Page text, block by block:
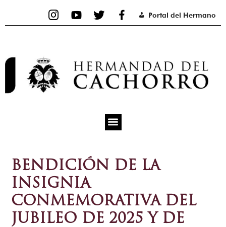
Portal del Hermano
BENDICIÓN DE LA
INSIGNIA
CONMEMORATIVA DEL
JUBILEO DE 2025 Y DE